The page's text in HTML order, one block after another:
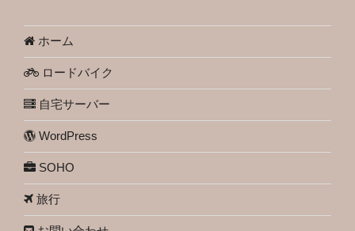
ホーム
ロードバイク
自宅サーバー
WordPress
SOHO
旅行